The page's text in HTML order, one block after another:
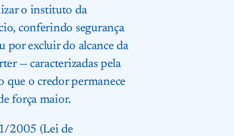
o instituto da
conferindo segurança
por excluir do alcance da
— caracterizadas pela
o credor permanece
força maior.
2005 (Lei de